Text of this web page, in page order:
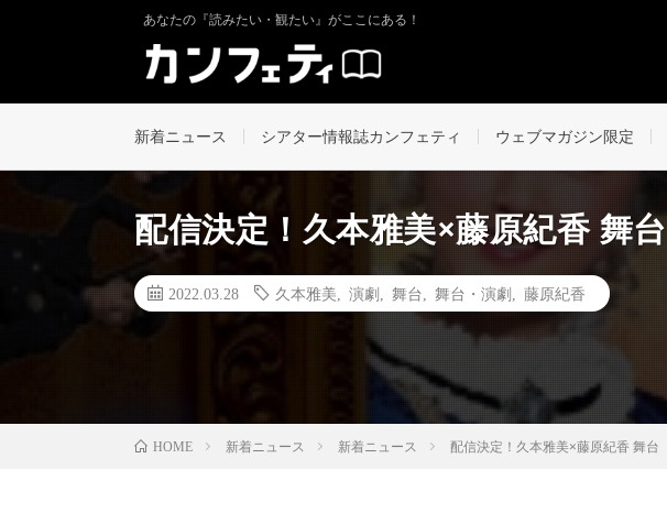
あなたの『読みたい・観たい』がここにある！
新着ニュース シアター情報誌カンフェティ ウェブマガジン限定
配信決定！久本雅美×藤原紀香 舞
2022.03.28 久本雅美 演劇 舞台 舞台・演劇 藤原紀香
HOME 新着ニュース 新着ニュース 配信決定！久本雅美×藤原紀香 舞台